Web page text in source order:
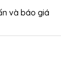
và báo giá